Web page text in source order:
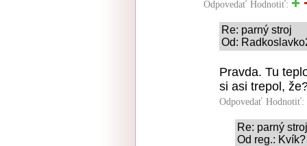
Odpovedať Hodnotiť:
Re: parný stroj
Od:
Pravda. Tu
si asi trepol,
Odpovedať Hodnotiť:
Re: parný stroj
Od reg.: